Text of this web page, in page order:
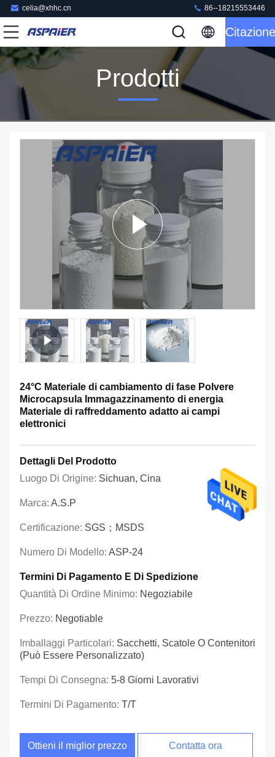
celia@xhhc.cn 86--18215553446
Citazione
Prodotti
24°C Materiale di cambiamento di fase Polvere
Microcapsula Immagazzinamento di energia
Materiale di raffreddamento adatto ai campi
elettronici
Dettagli Del Prodotto
Luogo Di Origine: Sichuan, Cina
Marca: A.S.P
Certificazione: SGS；MSDS
Numero Di Modello: ASP-24
Termini Di Pagamento E Di Spedizione
Quantità Di Ordine Minimo: Negoziabile
Prezzo: Negotiable
Imballaggi Particolari: Sacchetti, Scatole O Contenitori
(può Essere Personalizzato)
Tempi Di Consegna: 5-8 Giorni Lavorativi
Termini Di Pagamento: T/T
Ottieni il miglior prezzo Contatta ora